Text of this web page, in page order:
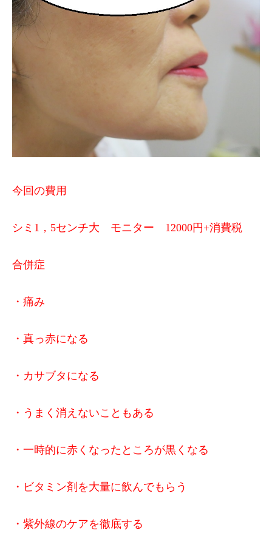
今回の費用
シミ1，5センチ大 モニター 12000円+消費税
合併症
・痛み
・真っ赤になる
・カサブタになる
・うまく消えないこともある
・一時的に赤くなったところが黒くなる
・ビタミン剤を大量に飲んでもらう
・紫外線のケアを徹底する